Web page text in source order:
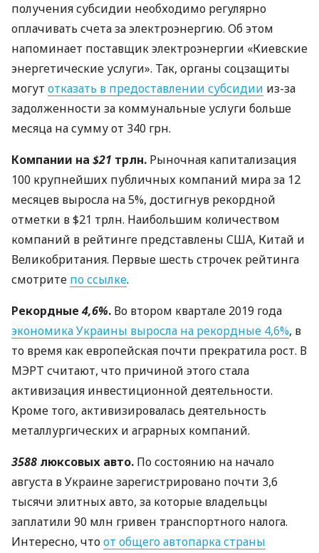
получения субсидии необходимо регулярно
оплачивать счета за электроэнергию. Об этом
напоминает поставщик электроэнергии «Киевские
энергетические услуги». Так, органы соцзащиты
могут отказать в предоставлении субсидии из-за
задолженности за коммунальные услуги больше
месяца на сумму от 340 грн.
Компании на $21 трлн. Рыночная капитализация
100 крупнейших публичных компаний мира за 12
месяцев выросла на 5%, достигнув рекордной
отметки в $21 трлн. Наибольшим количеством
компаний в рейтинге представлены США, Китай и
Великобритания. Первые шесть строчек рейтинга
смотрите по ссылке.
Рекордные 4,6%. Во втором квартале 2019 года
экономика Украины выросла на рекордные 4,6%, в
то время как европейская почти прекратила рост. В
МЭРТ считают, что причиной этого стала
активизация инвестиционной деятельности.
Кроме того, активизировалась деятельность
металлургических и аграрных компаний.
3588 люксовых авто. По состоянию на начало
августа в Украине зарегистрировано почти 3,6
тысячи элитных авто, за которые владельцы
заплатили 90 млн гривен транспортного налога.
Интересно, чтоот общего автопарка страны